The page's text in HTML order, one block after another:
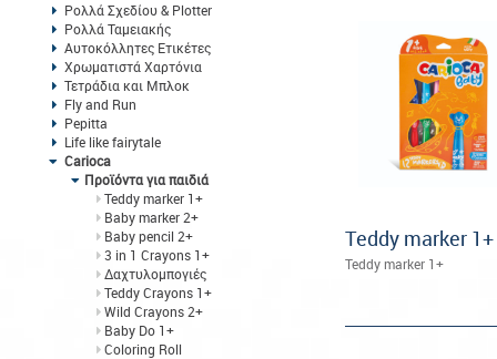
Ρολλά Σχεδίου & Plotter
Ρολλά Ταμειακής
Αυτοκόλλητες Ετικέτες
Χρωματιστά Χαρτόνια
Τετράδια και Μπλοκ
Fly and Run
Pepitta
Life like fairytale
Carioca
Προϊόντα για παιδιά
Teddy marker 1+
Baby marker 2+
Baby pencil 2+
3 in 1 Crayons 1+
Δαχτυλομπογιές
Teddy Crayons 1+
Wild Crayons 2+
Baby Do 1+
Coloring Roll
Teddy marker 1+
Teddy marker 1+